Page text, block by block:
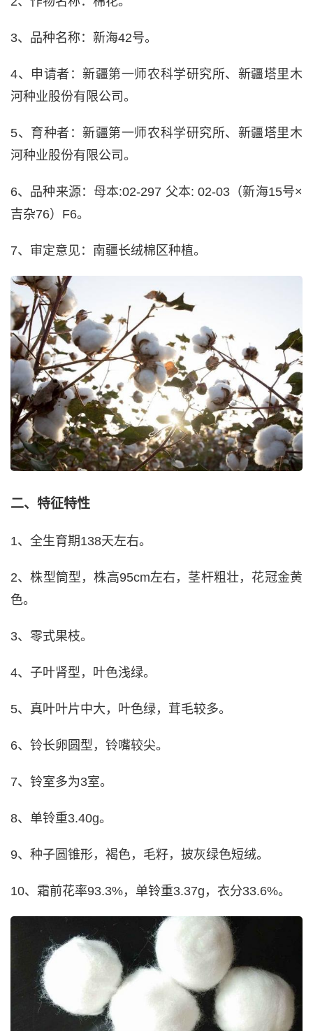
3、品种名称：新海42号。
4、申请者：新疆第一师农科学研究所、新疆塔里木
河种业股份有限公司。
5、育种者：新疆第一师农科学研究所、新疆塔里木
河种业股份有限公司。
6、品种来源：母本:02-297 父本: 02-03（新海15号×
吉杂76）F6。
7、审定意见：南疆长绒棉区种植。
二、特征特性
1、全生育期138天左右。
2、株型筒型，株高95cm左右，茎杆粗壮，花冠金黄
色。
3、零式果枝。
4、子叶肾型，叶色浅绿。
5、真叶叶片中大，叶色绿，茸毛较多。
6、铃长卵圆型，铃嘴较尖。
7、铃室多为3室。
8、单铃重3.40g。
9、种子圆锥形，褐色，毛籽，披灰绿色短绒。
10、霜前花率93.3%，单铃重3.37g，衣分33.6%。